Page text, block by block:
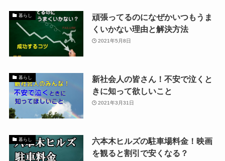
暮らし
頑張ってるのになぜかいつもうま
くいかない理由と解決方法
2021年5月8日
暮らし
新社会人の皆さん！不安で泣くと
きに知って欲しいこと
2021年3月31日
暮らし
六本木ヒルズの駐車場料金！映画
を観ると割引で安くなる？